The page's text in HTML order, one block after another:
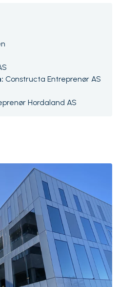
Constructa Entreprenør AS
Hordaland AS